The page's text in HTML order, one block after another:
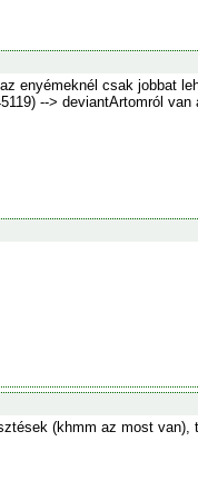
enyémeknél csak jobbat
--> deviantArtomról van
(khmm az most van),